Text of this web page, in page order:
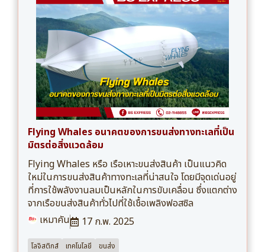
Flying Whales อนาคตของการขนส่งทางทะเลที่เป็น
มิตรต่อสิ่งแวดล้อม
Flying Whales หรือ เรือเหาะขนส่งสินค้า เป็นแนวคิด
ใหม่ในการขนส่งสินค้าทางทะเลที่น่าสนใจ โดยมีจุดเด่นอยู่
ที่การใช้พลังงานลมเป็นหลักในการขับเคลื่อน ซึ่งแตกต่าง
จากเรือขนส่งสินค้าทั่วไปที่ใช้เชื้อเพลิงฟอสซิล
เหมาคัน
17 ก.พ. 2025
โลจิสติกส์ เทคโนโลยี ขนส่ง